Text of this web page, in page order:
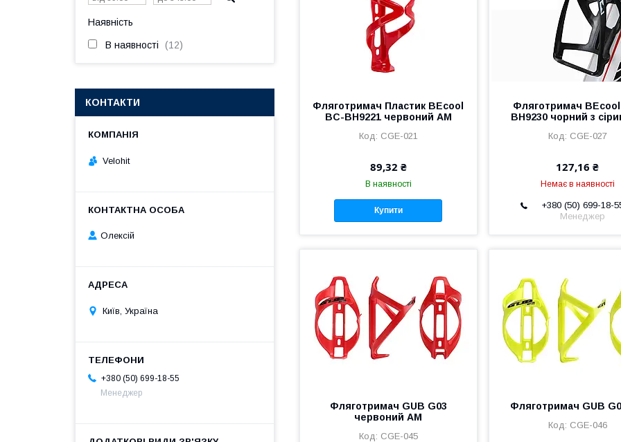
Фляготримач Пластик BEcool
BC-BH9221 червоний AM
CGE-021
89,32 ₴
В наявності
Купити
Фляготримач
BH9230 чорний з
CGE-027
127,16 ₴
Немає в наявності
+380 (50) 699-18-
Менеджер
Фляготримач GUB G03
червоний AM
CGE-045
Фляготримач GUB
CGE-046
Наявність
В наявності 12
КОНТАКТИ
Velohit
Олексій
Київ, Україна
+380 (50) 699-18-55
Менеджер